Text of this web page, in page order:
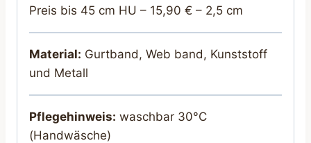
Preis bis 45 cm HU – 15,90 € – 2,5 cm
Material: Gurtband, Web band, Kunststoff
und Metall
Pflegehinweis: waschbar 30°C
(Handwäsche)